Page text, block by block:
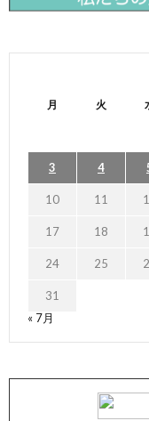
月 火
3 4
10 11
17 18
24 25
31
« 7月